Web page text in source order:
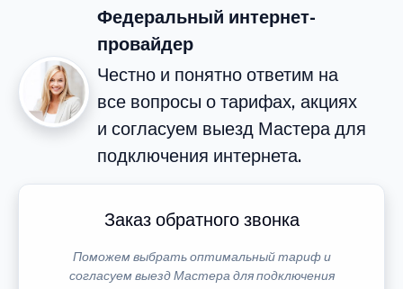
Федеральный интернет-
провайдер
Честно и понятно ответим на
все вопросы о тарифах, акциях
и согласуем выезд Мастера для
подключения интернета.
Заказ обратного звонка
Поможем выбрать оптимальный тариф и
согласуем выезд Мастера для подключения